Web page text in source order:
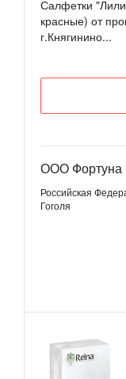
Салфетки
красные) от
г.Княгинино...
ООО Фортуна
Российская
Гоголя